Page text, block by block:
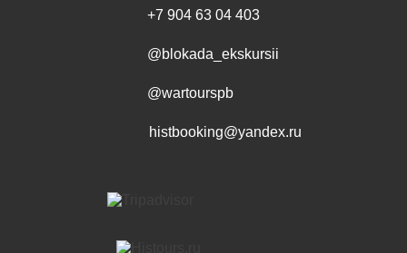
+7 904 63 04 403
@blokada_ekskursii
@wartourspb
histbooking@yandex.ru